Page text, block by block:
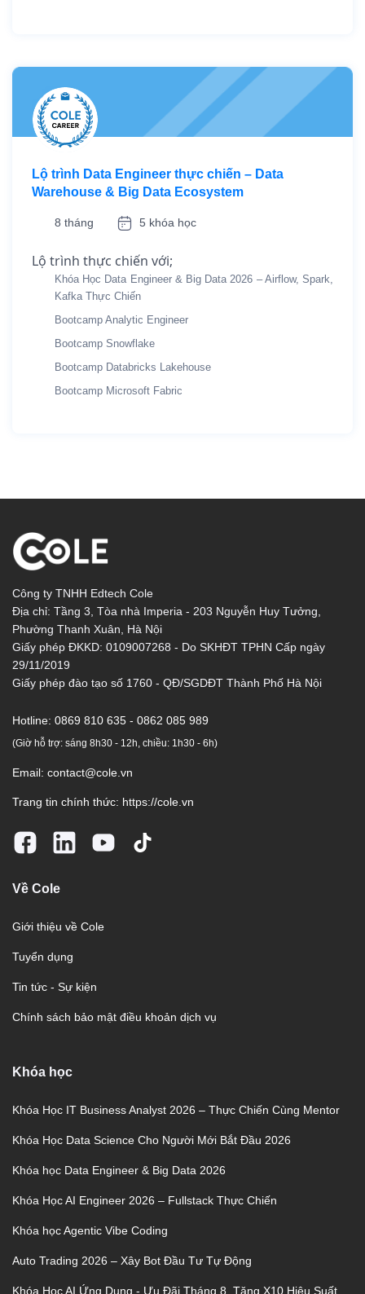
Lộ trình Data Engineer thực chiến – Data
Warehouse & Big Data Ecosystem
8 tháng 5 khóa học
Lộ trình thực chiến với;
Khóa Học Data Engineer & Big Data 2026 – Airflow, Spark,
Kafka Thực Chiến
Bootcamp Analytic Engineer
Bootcamp Snowflake
Bootcamp Databricks Lakehouse
Bootcamp Microsoft Fabric
Công ty TNHH Edtech Cole
Địa chỉ: Tầng 3, Tòa nhà Imperia - 203 Nguyễn Huy Tưởng,
Phường Thanh Xuân, Hà Nội
Giấy phép ĐKKD: 0109007268 - Do SKHĐT TPHN Cấp ngày
29/11/2019
Giấy phép đào tạo số 1760 - QĐ/SGDĐT Thành Phố Hà Nội
Hotline: 0869 810 635 - 0862 085 989
(Giờ hỗ trợ: sáng 8h30 - 12h, chiều: 1h30 - 6h)
Email: contact@cole.vn
Trang tin chính thức: https://cole.vn
Về Cole
Giới thiệu về Cole
Tuyển dụng
Tin tức - Sự kiện
Chính sách bảo mật điều khoản dịch vụ
Khóa học
Khóa Học IT Business Analyst 2026 – Thực Chiến Cùng Mentor
Khóa Học Data Science Cho Người Mới Bắt Đầu 2026
Khóa học Data Engineer & Big Data 2026
Khóa Học AI Engineer 2026 – Fullstack Thực Chiến
Khóa học Agentic Vibe Coding
Auto Trading 2026 – Xây Bot Đầu Tư Tự Động
Khóa Học AI Ứng Dụng - Ưu Đãi Tháng 8, Tăng X10 Hiệu Suất